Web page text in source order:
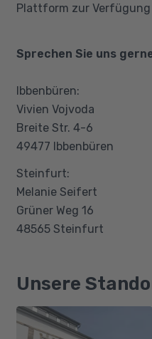
Plattform zur Verfügung
Sprechen Sie uns
Ibbenbüren:
Vivien Vojvoda
Breite Str. 4-6
49477 Ibbenbüren
Steinfurt:
Melanie Seifert
Grüner Weg 16
48565 Steinfurt
Unsere